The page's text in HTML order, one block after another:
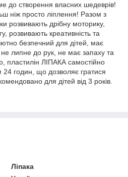
до створення власних шедеврів!
ніж просто ліплення! Разом з
розвивають дрібну моторику,
розвивають креативність та
безпечний для дітей, має
липне до рук, не має запаху та
пластилін ЛІПАКА самостійно
24 годин, що дозволяє гратися
для дітей від 3 років.
Ліпака